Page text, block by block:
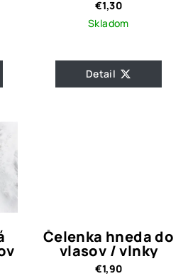
€1,30
Skladom
Detail
Čelenka hneda do
vlasov / vlnky
€1,90